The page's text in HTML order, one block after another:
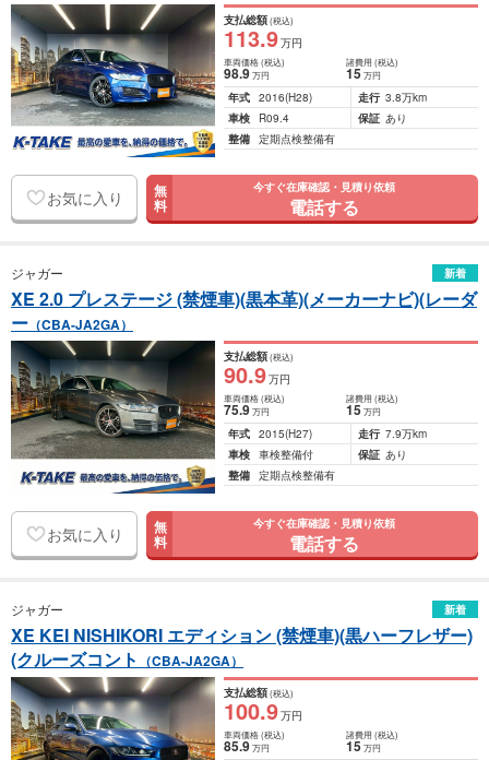
支払総額(税込)
113.9万円
車両価格(税込)
98.9万円
諸費用 (税込)
15 万円
年式 2016(H28) 走行 3.8万km
車検
R09.4 保証 あり
整備 定期点検整備有
お気に入り 無
料
今すぐ在庫確認・見積り依頼
電話する
ジャガー 新着
XE 2.0 プレステージ (禁煙車)(黒本革)(メーカーナビ)(レーダ
ー （CBA-JA2GA）
支払総額(税込)
90.9万円
車両価格(税込)
75.9万円
諸費用 (税込)
15 万円
年式 2015(H27) 走行 7.9万km
車検 車検整備付 保証 あり
整備 定期点検整備有
お気に入り 無
料
今すぐ在庫確認・見積り依頼
電話する
ジャガー 新着
XE KEI NISHIKORI エディション (禁煙車)(黒ハーフレザー)
(クルーズコント （CBA-JA2GA）
支払総額(税込)
100.9万円
車両価格(税込)
85.9万円
諸費用 (税込)
15 万円